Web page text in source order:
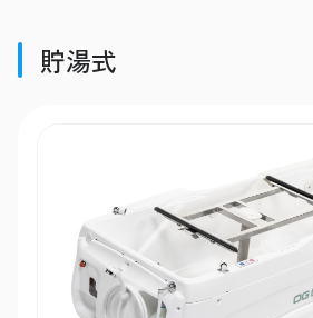
貯湯式